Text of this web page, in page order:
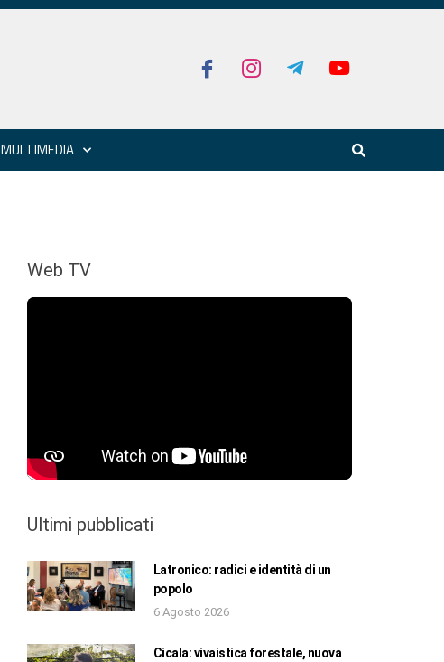
MULTIMEDIA
Web TV
Ultimi pubblicati
Latronico: radici e identità di un
popolo
6 Agosto 2026
Cicala: vivaistica forestale, nuova